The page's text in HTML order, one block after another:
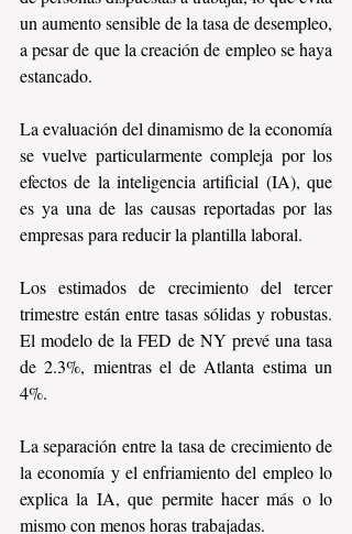
un aumento sensible de la tasa de desempleo,
a pesar de que la creación de empleo se haya
estancado.
La evaluación del dinamismo de la economía
se vuelve particularmente compleja por los
efectos de la inteligencia artificial (IA), que
es ya una de las causas reportadas por las
empresas para reducir la plantilla laboral.
Los estimados de crecimiento del tercer
trimestre están entre tasas sólidas y robustas.
El modelo de la FED de NY prevé una tasa
de 2.3%, mientras el de Atlanta estima un
4%.
La separación entre la tasa de crecimiento de
la economía y el enfriamiento del empleo lo
explica la IA, que permite hacer más o lo
mismo con menos horas trabajadas.